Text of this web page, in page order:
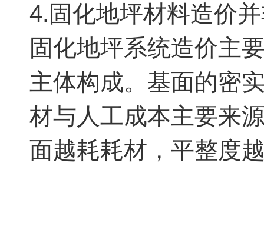
4.固化地坪材料造价
固化地坪系统造价主
主体构成。基面的密
材与人工成本主要来
面越耗耗材，平整度